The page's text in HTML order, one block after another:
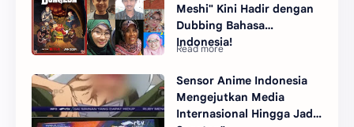
Meshi" Kini Hadir dengan
Dubbing Bahasa
Indonesia!
Sensor Anime Indonesia
Mengejutkan Media
Internasional Hingga Jadi